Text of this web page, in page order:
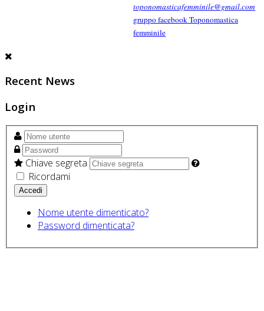
toponomasticafemminile@gmail.com
gruppo facebook Toponomastica
femminile
Recent News
Login
Chiave segreta
Ricordami
Nome utente dimenticato?
Password dimenticata?